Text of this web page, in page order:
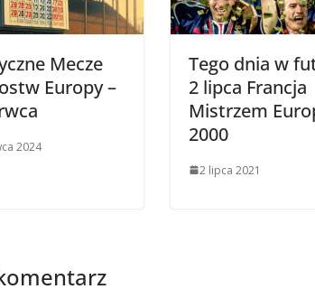
Mecze
Europy –
2024
Tego dnia w
2 lipca Francja
Mistrzem
2000
2 lipca 2021